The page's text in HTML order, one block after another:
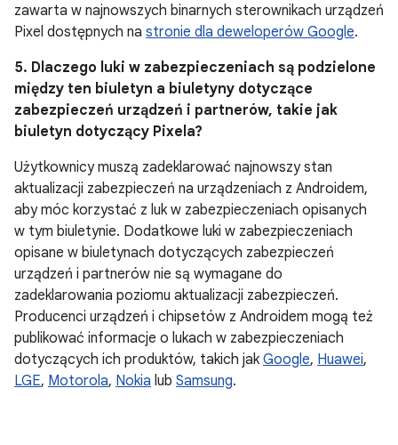
zawarta w najnowszych binarnych sterownikach urządzeń
Pixel dostępnych na stronie dla deweloperów Google.
5. Dlaczego luki w zabezpieczeniach są podzielone
między ten biuletyn a biuletyny dotyczące
zabezpieczeń urządzeń i partnerów, takie jak
biuletyn dotyczący Pixela?
Użytkownicy muszą zadeklarować najnowszy stan
aktualizacji zabezpieczeń na urządzeniach z Androidem,
aby móc korzystać z luk w zabezpieczeniach opisanych
w tym biuletynie. Dodatkowe luki w zabezpieczeniach
opisane w biuletynach dotyczących zabezpieczeń
urządzeń i partnerów nie są wymagane do
zadeklarowania poziomu aktualizacji zabezpieczeń.
Producenci urządzeń i chipsetów z Androidem mogą też
publikować informacje o lukach w zabezpieczeniach
dotyczących ich produktów, takich jak Google, Huawei,
LGE, Motorola, Nokia lub Samsung.